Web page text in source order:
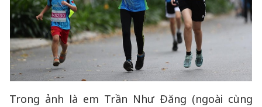
Trong ảnh là em Trần Như Đăng (ngoài cùng